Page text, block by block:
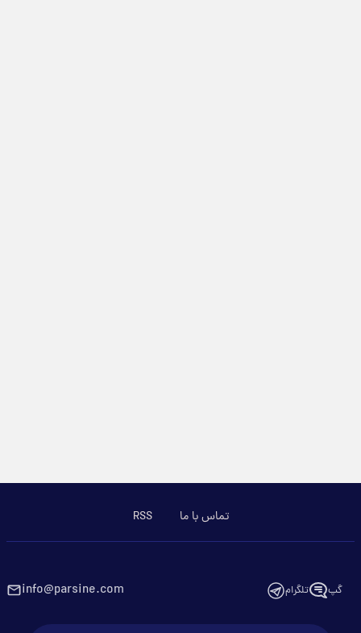
تماس با ما RSS
گپ تلگرام info@parsine.com